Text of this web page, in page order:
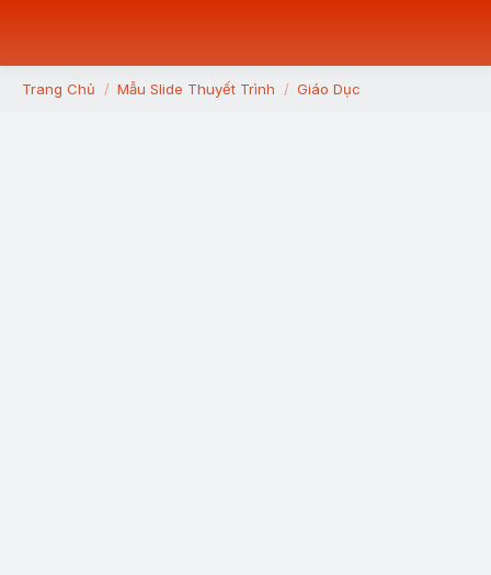
You are here:
Trang Chủ Mẫu Slide Thuyết Trình Giáo Dục